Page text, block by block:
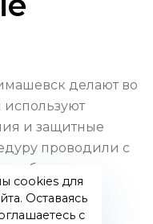
делают во
используют
и защитные
проводили с
и получить
раза.
cookies для
Оставаясь
с